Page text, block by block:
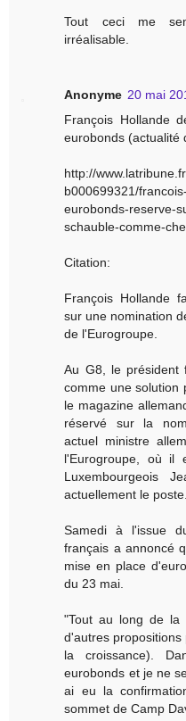
Tout ceci me
irréalisable.
Anonyme 20 mai
François Hollande
eurobonds (actualité
http://
b000699321/
eurobonds-reserve-
schauble-comme-
Citation:
François Hollande
sur une nomination
de l'Eurogroupe.
Au G8, le président
comme une solution
le magazine
réservé sur la
actuel ministre
l'Eurogroupe, où il
Luxembourgeois
actuellement le poste.
Samedi à l'issue
français a annoncé
mise en place
du 23 mai.
"Tout au long de la
d'autres
la croissance).
eurobonds et je ne
ai eu la
sommet de Camp